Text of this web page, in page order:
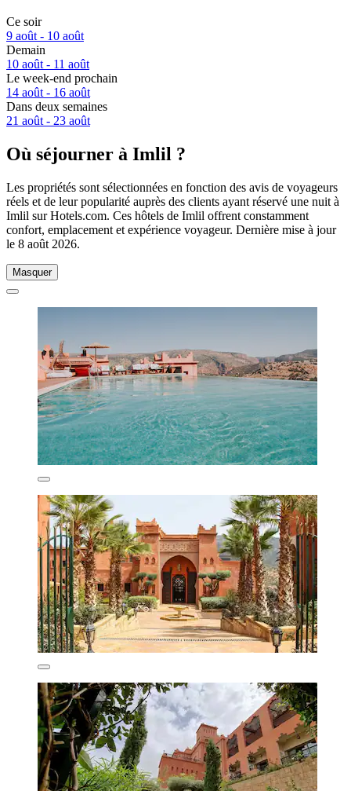
Ce soir
9 août - 10 août
Demain
10 août - 11 août
Le week-end prochain
14 août - 16 août
Dans deux semaines
21 août - 23 août
Où séjourner à Imlil ?
Les propriétés sont sélectionnées en fonction des avis de voyageurs
réels et de leur popularité auprès des clients ayant réservé une nuit à
Imlil sur Hotels.com. Ces hôtels de Imlil offrent constamment
confort, emplacement et expérience voyageur. Dernière mise à jour
le 8 août 2026.
Masquer